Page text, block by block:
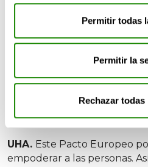
Permitir todas
Permitir la
Rechazar todas
sindicatos, la sociedad civil,
colegios y, por supuesto, los
esto, el Parlamento
diálogo incluya
permita, mediante la
En definitiva, que logremos
de carbono en 2050.
UHA. Este Pacto Europeo
empoderar a las personas.